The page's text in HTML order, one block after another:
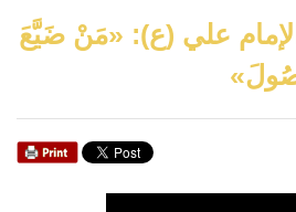
الإمام علي (ع): «مَنْ ضَيَّعَ